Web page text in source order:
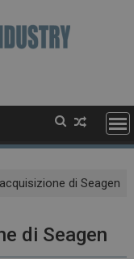
di Seagen
di Seagen